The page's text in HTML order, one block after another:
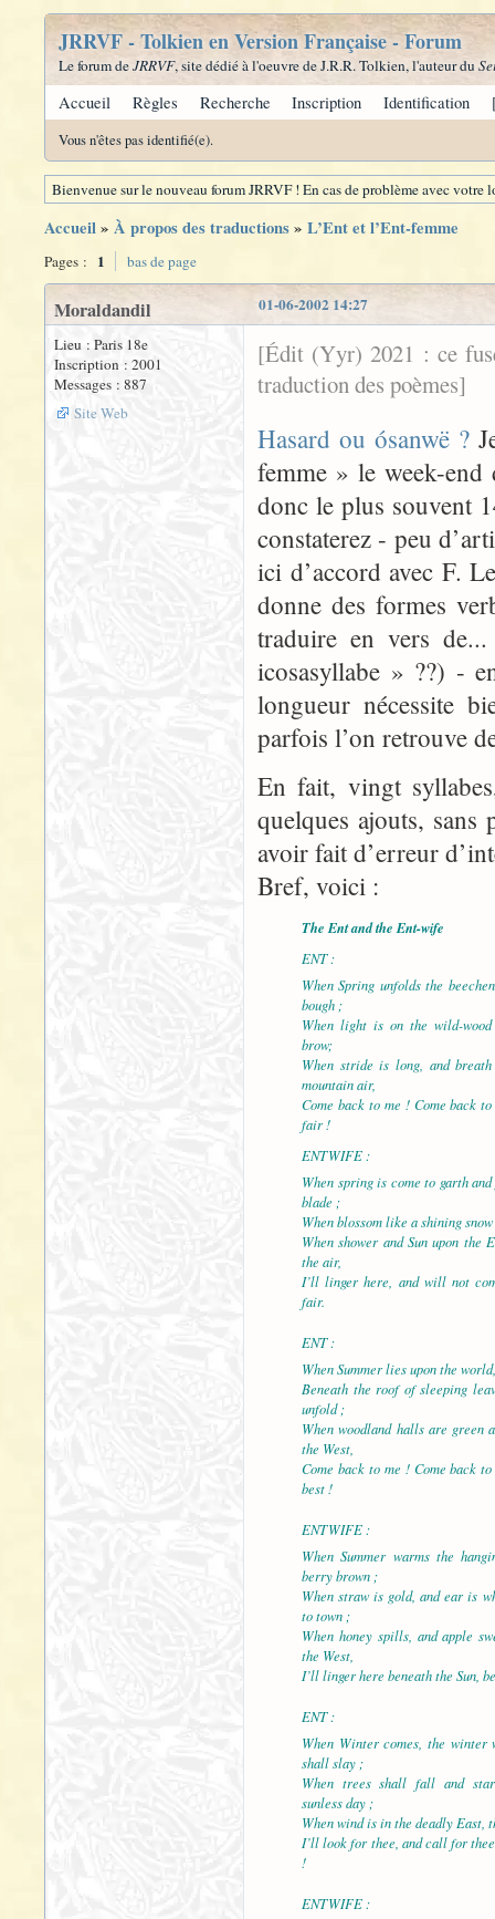
JRRVF - Tolkien en Version Française - Forum
Le forum deJRRVF, site dédié à l'oeuvre de J.R.R. Tolkien, l'auteur du
Accueil Règles Recherche Inscription Identification
Vous n'êtes pas identifié(e).
Bienvenue sur le nouveau forum JRRVF ! En cas de problème avec
Accueil» À propos des traductions» L’Ent et l’Ent-femme
Pages : 1 bas de page
01-06-2002 14:27
Moraldandil
Lieu : Paris 18e
Inscription : 2001
Messages : 887
Site Web
[Édit (Yyr) 2021 : ce
traduction des poèmes]
Hasard ou ósanwë ?
femme » le week-end
donc le plus souvent
constaterez - peu
ici d’accord avec F.
donne des formes
traduire en vers
icosasyllabe » ??) -
longueur nécessite
parfois l’on retrouve
En fait, vingt
quelques ajouts, sans
avoir fait d’erreur
Bref, voici :
The Ent and the Ent-wife
ENT :
When Spring unfolds the
bough ;
When light is on the wild-
brow;
When stride is long, and
mountain air,
Come back to me ! Come back
fair !
ENTWIFE :
When spring is come to garth
blade ;
When blossom like a shining
When shower and Sun upon
the air,
I’ll linger here, and will not
fair.
ENT :
When Summer lies upon the
Beneath the roof of sleeping
unfold ;
When woodland halls are green
the West,
Come back to me ! Come back
best !
ENTWIFE :
When Summer warms the
berry brown ;
When straw is gold, and ear is
to town ;
When honey spills, and apple
the West,
I’ll linger here beneath the Sun,
ENT :
When Winter comes, the
shall slay ;
When trees shall fall and
sunless day ;
When wind is in the deadly East,
I’ll look for thee, and call for
!
ENTWIFE :